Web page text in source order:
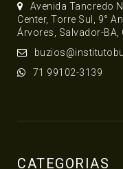
Avenida Tancredo
Center, Torre Sul, 9°
Árvores, Salvador-BA,
71 99102-3139
CATEGORIAS